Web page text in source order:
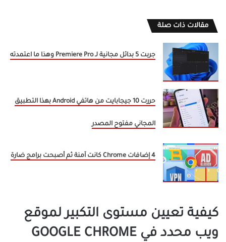
مقالات ذات صلة
جربت 5 بدائل مجانية لـ Premiere Pro وهذا ما اعتمدته
حررت 10 جيجابايت من هاتفي Android بهذا التطبيق
المجاني مفتوح المصدر
4 إضافات Chrome كانت آمنة ثم أصبحت برامج ضارة
كيفية تعيين مستوى التكبير لموقع
ويب محدد في GOOGLE CHROME